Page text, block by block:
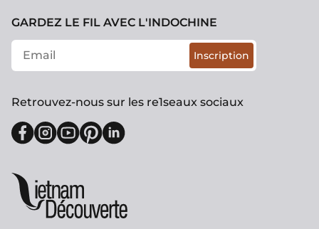
GARDEZ LE FIL AVEC L'INDOCHINE
Inscription
Retrouvez-nous sur les re1seaux sociaux